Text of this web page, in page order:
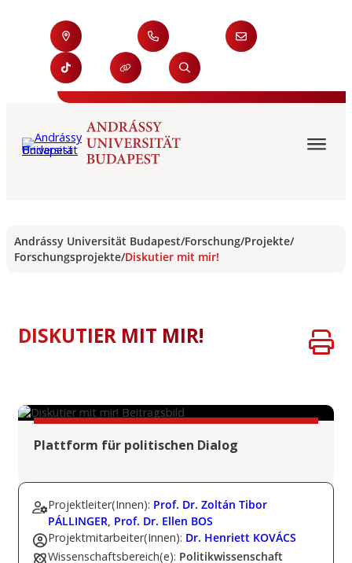
Andrássy Universität Budapest/Forschung/Projekte/
Forschungsprojekte/Diskutier mit mir!
DISKUTIER MIT MIR!
Plattform für politischen Dialog
Projektleiter(Innen): Prof. Dr. Zoltán Tibor
PÁLLINGER, Prof. Dr. Ellen BOS
Projektmitarbeiter(Innen): Dr. Henriett KOVÁCS
Wissenschaftsbereich(e): Politikwissenschaft